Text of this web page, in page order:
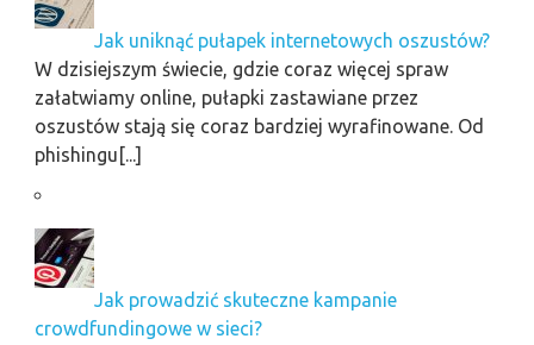
Jak uniknąć pułapek internetowych oszustów?
W dzisiejszym świecie, gdzie coraz więcej spraw
załatwiamy online, pułapki zastawiane przez
oszustów stają się coraz bardziej wyrafinowane. Od
phishingu[...]
Jak prowadzić skuteczne kampanie
crowdfundingowe w sieci?